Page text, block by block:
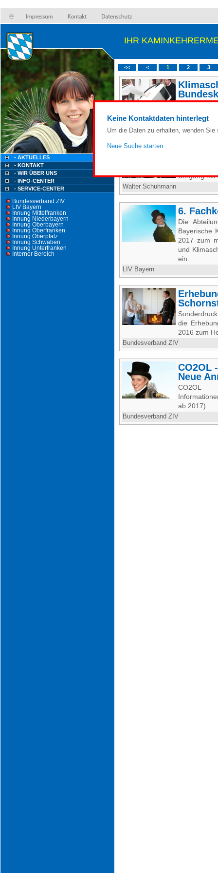
- AKTUELLES
- KONTAKT
- WIR ÜBER UNS
- INFO-CENTER
- SERVICE-CENTER
Bundesverband ZIV
LIV Bayern
Innung Mittelfranken
Innung Niederbayern
Innung Oberbayern
Innung Oberfranken
Innung Oberpfalz
Innung Schwaben
Innung Unterfranken
Interner Bereich
IHR
<< < 1 2 3
Walter Schuhmann
Umgang mit
Walter Schuhmann
6.
Die
Bayerische
2017 zum
und
ein.
LIV Bayern
die
2016 zum
Bundesverband ZIV
CO2OL
Neue
CO2OL
ab 2017)
Bundesverband ZIV
Keine Kontaktdaten hinterlegt
Um die Daten zu erhalten, wenden
Neue Suche starten